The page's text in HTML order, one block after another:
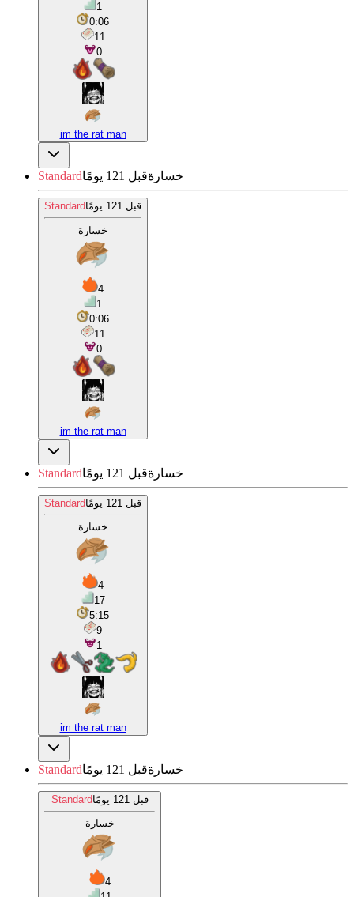
1
0:06
11
0
im the rat man
Standard خسارةقبل 121 يومًا
Standard قبل 121 يومًا
خسارة
4
1
0:06
11
0
im the rat man
Standard خسارةقبل 121 يومًا
Standard قبل 121 يومًا
خسارة
4
17
5:15
9
1
im the rat man
Standard خسارةقبل 121 يومًا
Standard قبل 121 يومًا
خسارة
4